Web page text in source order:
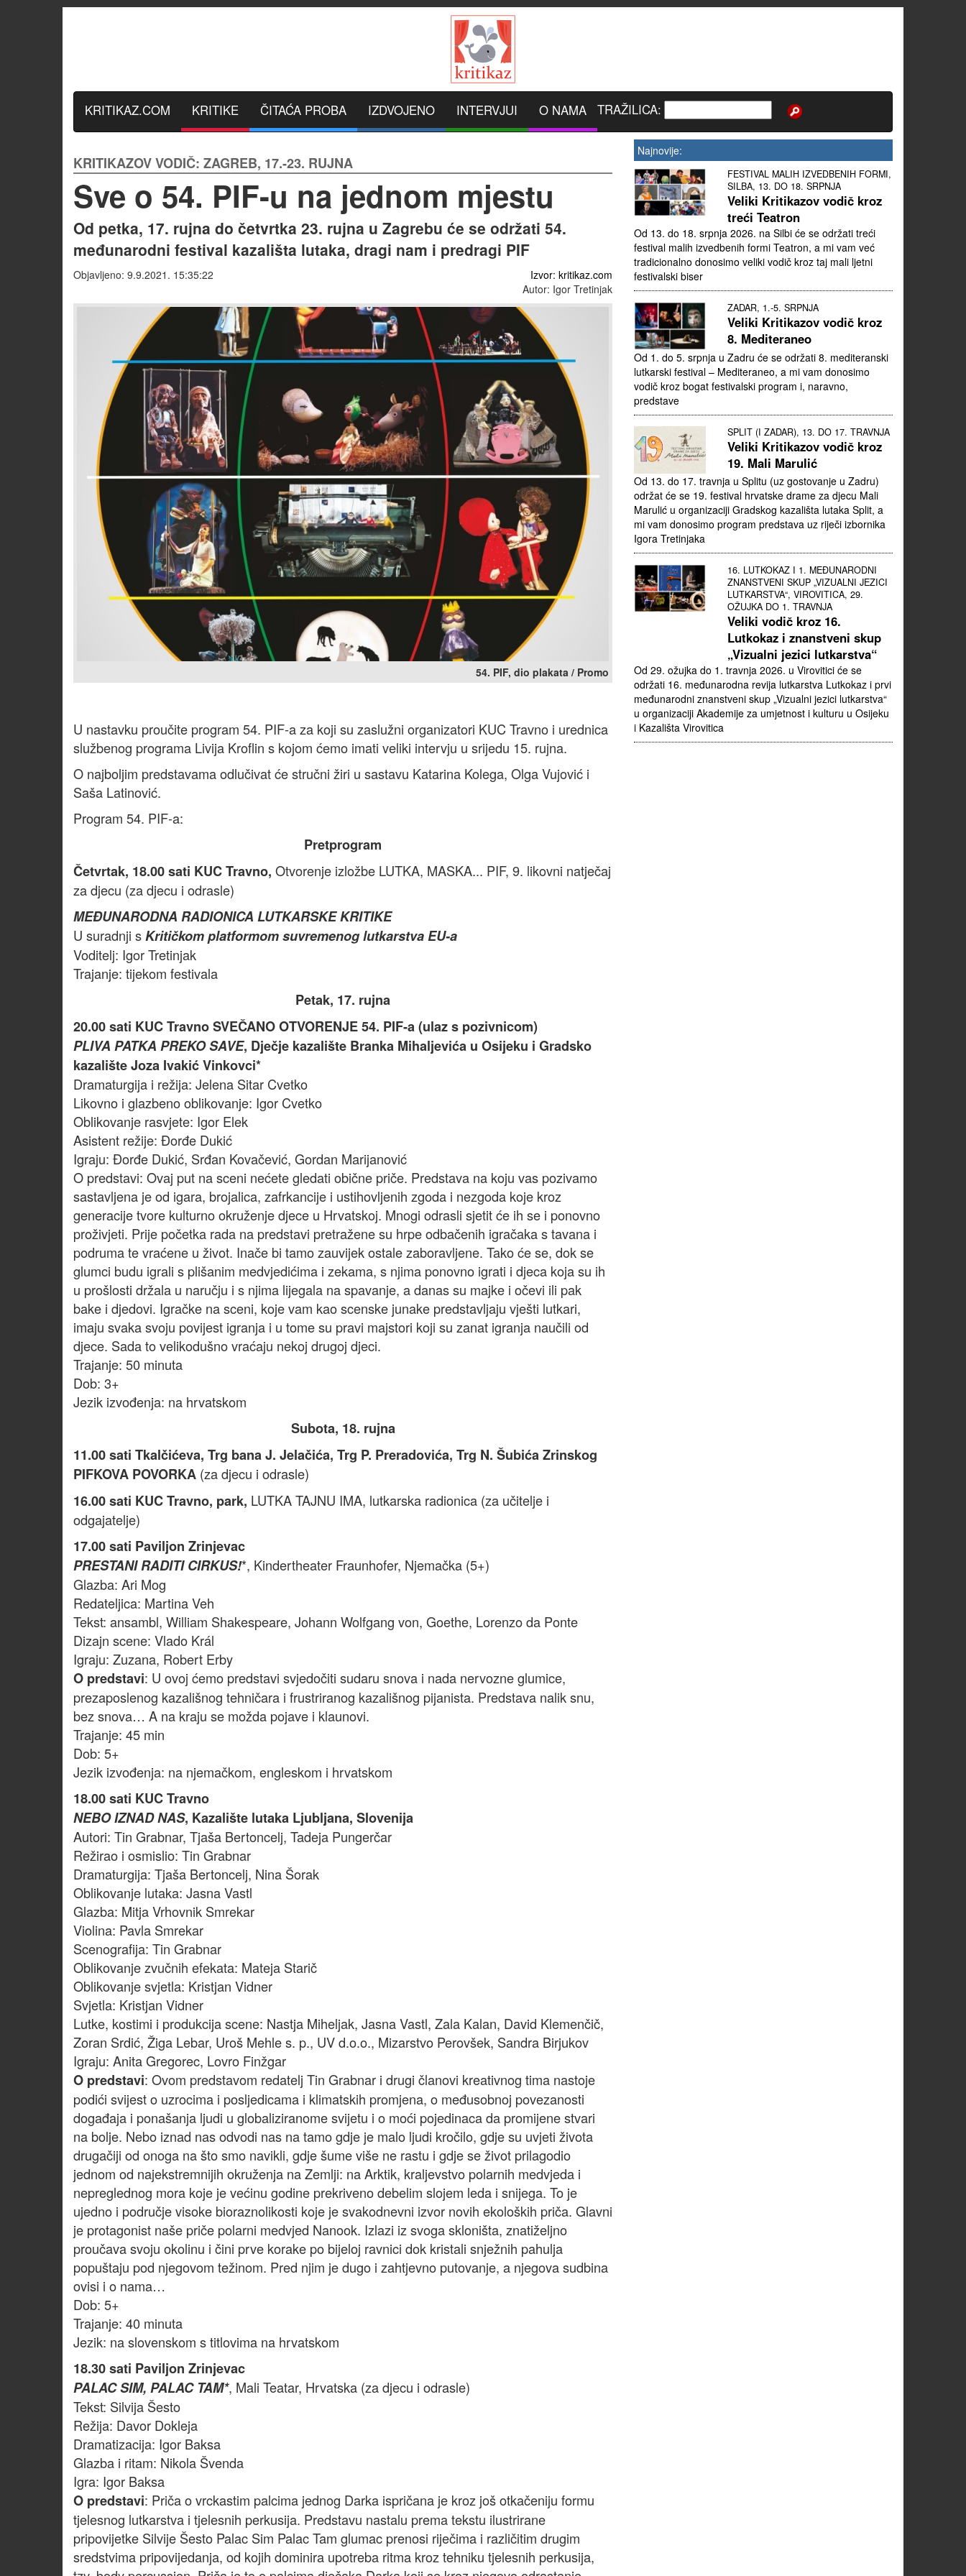
KRITIKAZ.COM KRITIKE ČITAĆA PROBA IZDVOJENO INTERVJUI O NAMA TRAŽILICA:
KRITIKAZOV VODIČ: ZAGREB, 17.-23. RUJNA
Sve o 54. PIF-u na jednom mjestu
Od petka, 17. rujna do četvrtka 23. rujna u Zagrebu će se održati 54.
međunarodni festival kazališta lutaka, dragi nam i predragi PIF
Objavljeno: 9.9.2021. 15:35:22
Izvor: kritikaz.com
Autor: Igor Tretinjak
54. PIF, dio plakata / Promo
U nastavku proučite program 54. PIF-a za koji su zaslužni organizatori KUC Travno i urednica
službenog programa Livija Kroflin s kojom ćemo imati veliki intervju u srijedu 15. rujna.
O najboljim predstavama odlučivat će stručni žiri u sastavu Katarina Kolega, Olga Vujović i
Saša Latinović.
Program 54. PIF-a:
Pretprogram
Četvrtak, 18.00 sati KUC Travno, Otvorenje izložbe LUTKA, MASKA... PIF, 9. likovni natječaj
za djecu (za djecu i odrasle)
MEĐUNARODNA RADIONICA LUTKARSKE KRITIKE
U suradnji sKritičkom platformom suvremenog lutkarstva EU-a
Voditelj: Igor Tretinjak
Trajanje: tijekom festivala
Petak, 17. rujna
20.00 sati KUC Travno SVEČANO OTVORENJE 54. PIF-a (ulaz s pozivnicom)
PLIVA PATKA PREKO SAVE, Dječje kazalište Branka Mihaljevića u Osijeku i Gradsko
kazalište Joza Ivakić Vinkovci*
Dramaturgija i režija: Jelena Sitar Cvetko
Likovno i glazbeno oblikovanje: Igor Cvetko
Oblikovanje rasvjete: Igor Elek
Asistent režije: Đorđe Dukić
Igraju: Đorđe Dukić, Srđan Kovačević, Gordan Marijanović
O predstavi: Ovaj put na sceni nećete gledati obične priče. Predstava na koju vas pozivamo
sastavljena je od igara, brojalica, zafrkancije i ustihovljenih zgoda i nezgoda koje kroz
generacije tvore kulturno okruženje djece u Hrvatskoj. Mnogi odrasli sjetit će ih se i ponovno
proživjeti. Prije početka rada na predstavi pretražene su hrpe odbačenih igračaka s tavana i
podruma te vraćene u život. Inače bi tamo zauvijek ostale zaboravljene. Tako će se, dok se
glumci budu igrali s plišanim medvjedićima i zekama, s njima ponovno igrati i djeca koja su ih
u prošlosti držala u naručju i s njima lijegala na spavanje, a danas su majke i očevi ili pak
bake i djedovi. Igračke na sceni, koje vam kao scenske junake predstavljaju vješti lutkari,
imaju svaka svoju povijest igranja i u tome su pravi majstori koji su zanat igranja naučili od
djece. Sada to velikodušno vraćaju nekoj drugoj djeci.
Trajanje: 50 minuta
Dob: 3+
Jezik izvođenja: na hrvatskom
Subota, 18. rujna
11.00 sati Tkalčićeva, Trg bana J. Jelačića, Trg P. Preradovića, Trg N. Šubića Zrinskog
PIFKOVA POVORKA (za djecu i odrasle)
16.00 sati KUC Travno, park, LUTKA TAJNU IMA, lutkarska radionica (za učitelje i
odgajatelje)
17.00 sati Paviljon Zrinjevac
PRESTANI RADITI CIRKUS!*, Kindertheater Fraunhofer, Njemačka (5+)
Glazba: Ari Mog
Redateljica: Martina Veh
Tekst: ansambl, William Shakespeare, Johann Wolfgang von, Goethe, Lorenzo da Ponte
Dizajn scene: Vlado Král
Igraju: Zuzana, Robert Erby
O predstavi: U ovoj ćemo predstavi svjedočiti sudaru snova i nada nervozne glumice,
prezaposlenog kazališnog tehničara i frustriranog kazališnog pijanista. Predstava nalik snu,
bez snova… A na kraju se možda pojave i klaunovi.
Trajanje: 45 min
Dob: 5+
Jezik izvođenja: na njemačkom, engleskom i hrvatskom
18.00 sati KUC Travno
NEBO IZNAD NAS, Kazalište lutaka Ljubljana, Slovenija
Autori: Tin Grabnar, Tjaša Bertoncelj, Tadeja Pungerčar
Režirao i osmislio: Tin Grabnar
Dramaturgija: Tjaša Bertoncelj, Nina Šorak
Oblikovanje lutaka: Jasna Vastl
Glazba: Mitja Vrhovnik Smrekar
Violina: Pavla Smrekar
Scenografija: Tin Grabnar
Oblikovanje zvučnih efekata: Mateja Starič
Oblikovanje svjetla: Kristjan Vidner
Svjetla: Kristjan Vidner
Lutke, kostimi i produkcija scene: Nastja Miheljak, Jasna Vastl, Zala Kalan, David Klemenčič,
Zoran Srdić, Žiga Lebar, Uroš Mehle s. p., UV d.o.o., Mizarstvo Perovšek, Sandra Birjukov
Igraju: Anita Gregorec, Lovro Finžgar
O predstavi: Ovom predstavom redatelj Tin Grabnar i drugi članovi kreativnog tima nastoje
podići svijest o uzrocima i posljedicama i klimatskih promjena, o međusobnoj povezanosti
događaja i ponašanja ljudi u globaliziranome svijetu i o moći pojedinaca da promijene stvari
na bolje. Nebo iznad nas odvodi nas na tamo gdje je malo ljudi kročilo, gdje su uvjeti života
drugačiji od onoga na što smo navikli, gdje šume više ne rastu i gdje se život prilagodio
jednom od najekstremnijih okruženja na Zemlji: na Arktik, kraljevstvo polarnih medvjeda i
nepreglednog mora koje je većinu godine prekriveno debelim slojem leda i snijega. To je
ujedno i područje visoke bioraznolikosti koje je svakodnevni izvor novih ekoloških priča. Glavni
je protagonist naše priče polarni medvjed Nanook. Izlazi iz svoga skloništa, znatiželjno
proučava svoju okolinu i čini prve korake po bijeloj ravnici dok kristali snježnih pahulja
popuštaju pod njegovom težinom. Pred njim je dugo i zahtjevno putovanje, a njegova sudbina
ovisi i o nama…
Dob: 5+
Trajanje: 40 minuta
Jezik: na slovenskom s titlovima na hrvatskom
18.30 sati Paviljon Zrinjevac
PALAC SIM, PALAC TAM*, Mali Teatar, Hrvatska (za djecu i odrasle)
Tekst: Silvija Šesto
Režija: Davor Dokleja
Dramatizacija: Igor Baksa
Glazba i ritam: Nikola Švenda
Igra: Igor Baksa
O predstavi: Priča o vrckastim palcima jednog Darka ispričana je kroz još otkačeniju formu
tjelesnog lutkarstva i tjelesnih perkusija. Predstavu nastalu prema tekstu ilustrirane
pripovijetke Silvije Šesto Palac Sim Palac Tam glumac prenosi riječima i različitim drugim
sredstvima pripovijedanja, od kojih dominira upotreba ritma kroz tehniku tjelesnih perkusija,
Najnovije:
FESTIVAL MALIH IZVEDBENIH FORMI,
SILBA, 13. DO 18. SRPNJA
Veliki Kritikazov vodič kroz
treći Teatron
Od 13. do 18. srpnja 2026. na Silbi će se održati treći
festival malih izvedbenih formi Teatron, a mi vam već
tradicionalno donosimo veliki vodič kroz taj mali ljetni
festivalski biser
ZADAR, 1.-5. SRPNJA
Veliki Kritikazov vodič kroz
8. Mediteraneo
Od 1. do 5. srpnja u Zadru će se održati 8. mediteranski
lutkarski festival – Mediteraneo, a mi vam donosimo
vodič kroz bogat festivalski program i, naravno,
predstave
SPLIT (I ZADAR), 13. DO 17. TRAVNJA
Veliki Kritikazov vodič kroz
19. Mali Marulić
Od 13. do 17. travnja u Splitu (uz gostovanje u Zadru)
održat će se 19. festival hrvatske drame za djecu Mali
Marulić u organizaciji Gradskog kazališta lutaka Split, a
mi vam donosimo program predstava uz riječi izbornika
Igora Tretinjaka
16. LUTKOKAZ I 1. MEĐUNARODNI
ZNANSTVENI SKUP „VIZUALNI JEZICI
LUTKARSTVA“, VIROVITICA, 29.
OŽUJKA DO 1. TRAVNJA
Veliki vodič kroz 16.
Lutkokaz i znanstveni skup
„Vizualni jezici lutkarstva“
Od 29. ožujka do 1. travnja 2026. u Virovitici će se
održati 16. međunarodna revija lutkarstva Lutkokaz i prvi
međunarodni znanstveni skup „Vizualni jezici lutkarstva“
u organizaciji Akademije za umjetnost i kulturu u Osijeku
i Kazališta Virovitica